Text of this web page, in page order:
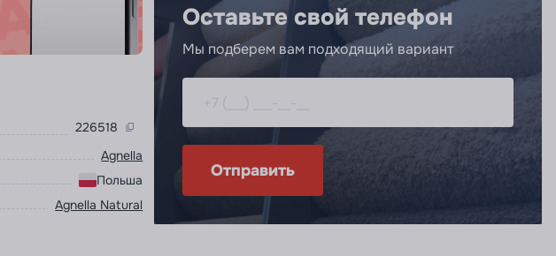
226518
Agnella
Польша
Agnella Natural
Оставьте свой телефон
Мы подберем вам подходящий вариант
Отправить